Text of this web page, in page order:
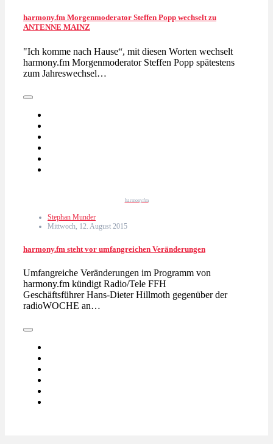
harmony.fm Morgenmoderator Steffen Popp wechselt zu
ANTENNE MAINZ
"Ich komme nach Hause“, mit diesen Worten wechselt
harmony.fm Morgenmoderator Steffen Popp spätestens
zum Jahreswechsel…
harmony.fm
Stephan Munder
Mittwoch, 12. August 2015
harmony.fm steht vor umfangreichen Veränderungen
Umfangreiche Veränderungen im Programm von
harmony.fm kündigt Radio/Tele FFH
Geschäftsführer Hans-Dieter Hillmoth gegenüber der
radioWOCHE an…